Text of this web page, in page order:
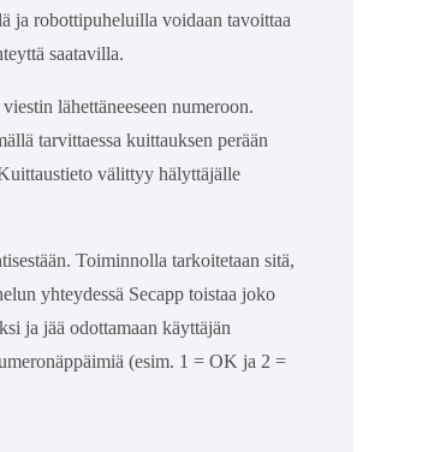
ja robottipuheluilla voidaan tavoittaa
saatavilla.
lähettäneeseen numeroon.
tarvittaessa kuittauksen perään
välittyy hälyttäjälle
Toiminnolla tarkoitetaan sitä,
yhteydessä Secapp toistaa joko
ja jää odottamaan käyttäjän
(esim. 1 = OK ja 2 =